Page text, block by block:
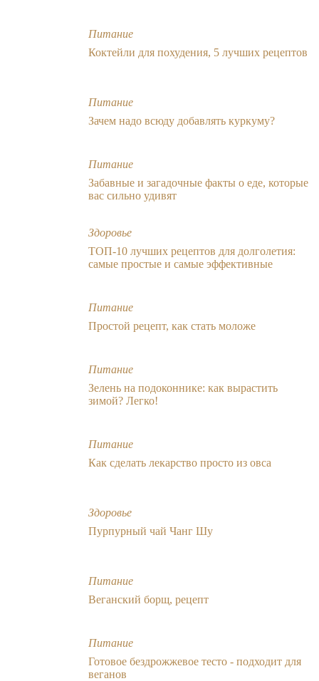
Питание
Коктейли для похудения, 5 лучших рецептов
Питание
Зачем надо всюду добавлять куркуму?
Питание
Забавные и загадочные факты о еде, которые
вас сильно удивят
Здоровье
ТОП-10 лучших рецептов для долголетия:
самые простые и самые эффективные
Питание
Простой рецепт, как стать моложе
Питание
Зелень на подоконнике: как вырастить
зимой? Легко!
Питание
Как сделать лекарство просто из овса
Здоровье
Пурпурный чай Чанг Шу
Питание
Веганский борщ, рецепт
Питание
Готовое бездрожжевое тесто - подходит для
веганов